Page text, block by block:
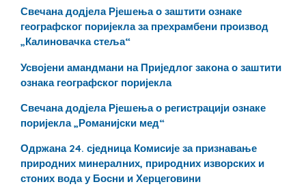
Свечана додјела Рјешења о заштити ознаке
географског поријекла за прехрамбени производ
„Калиновачка стеља“
Усвојени амандмани на Приједлог закона о заштити
ознака географског поријекла
Свечана додјела Рјешења о регистрацији ознаке
поријекла „Романијски мед“
Одржана 24. сједница Комисије за признавање
природних минералних, природних изворских и
стоних вода у Босни и Херцеговини